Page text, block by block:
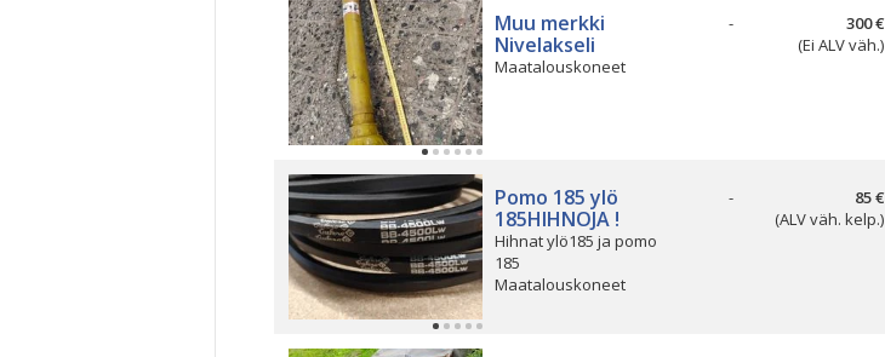
Muu merkki
Nivelakseli
Maatalouskoneet
-
300 €
(Ei ALV väh.)
Pomo 185 ylö
185HIHNOJA !
Hihnat ylö185 ja pomo
185
Maatalouskoneet
-
85 €
(ALV väh. kelp.)